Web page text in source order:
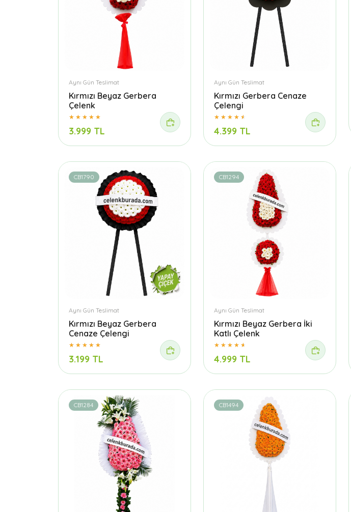
Aynı Gün Teslimat
Kırmızı Beyaz Gerbera
Çelenk
3.999 TL
Aynı Gün Teslimat
Kırmızı Gerbera Cenaze
Çelengi
4.399 TL
CB1790
Aynı Gün Teslimat
Kırmızı Beyaz Gerbera
Cenaze Çelengi
3.199 TL
CB1294
Aynı Gün Teslimat
Kırmızı Beyaz Gerbera İki
Katlı Çelenk
4.999 TL
CB1284 CB1494